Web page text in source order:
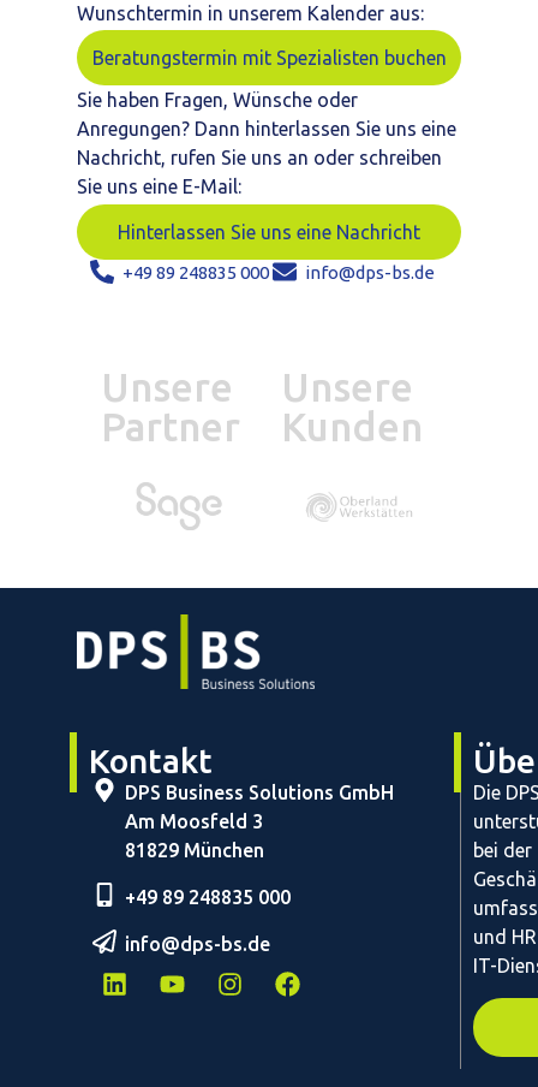
Wunschtermin in unserem Kalender aus:
Beratungstermin mit Spezialisten buchen
Sie haben Fragen, Wünsche oder
Anregungen? Dann hinterlassen Sie uns eine
Nachricht, rufen Sie uns an oder schreiben
Sie uns eine E-Mail:
Hinterlassen Sie uns eine Nachricht
+49 89 248835 000 info@dps-bs.de
Unsere
Partner
Unsere
Kunden
Kontakt
DPS Business Solutions GmbH
Am Moosfeld 3
81829 München
+49 89 248835 000
info@dps-bs.de
Die
bei
und
IT-